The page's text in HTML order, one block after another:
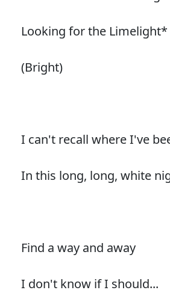
Looking for the Limelight*
(Bright)
I can't recall where I've
In this long, long, white
Find a way and away
I don't know if I should...